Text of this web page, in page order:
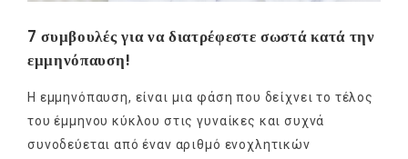
7 συμβουλές για να διατρέφεστε σωστά κατά την
εμμηνόπαυση!
Η εμμηνόπαυση, είναι μια φάση που δείχνει το τέλος
του έμμηνου κύκλου στις γυναίκες και συχνά
συνοδεύεται από έναν αριθμό ενοχλητικών